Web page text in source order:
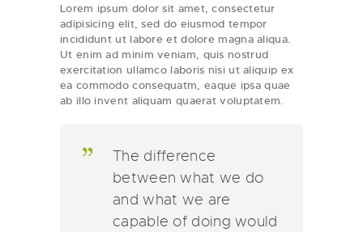
Lorem ipsum dolor sit amet, consectetur
adipisicing elit, sed do eiusmod tempor
incididunt ut labore et dolore magna aliqua.
Ut enim ad minim veniam, quis nostrud
exercitation ullamco laboris nisi ut aliquip ex
ea commodo consequatm, eaque ipsa quae
ab illo invent aliquam quaerat voluptatem.
The difference
between what we do
and what we are
capable of doing would